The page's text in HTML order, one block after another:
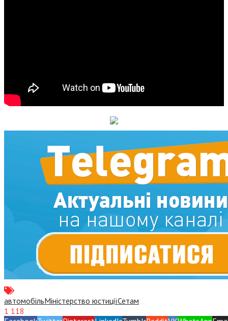
автомобільМіністерство юстиціїСетам
1 118